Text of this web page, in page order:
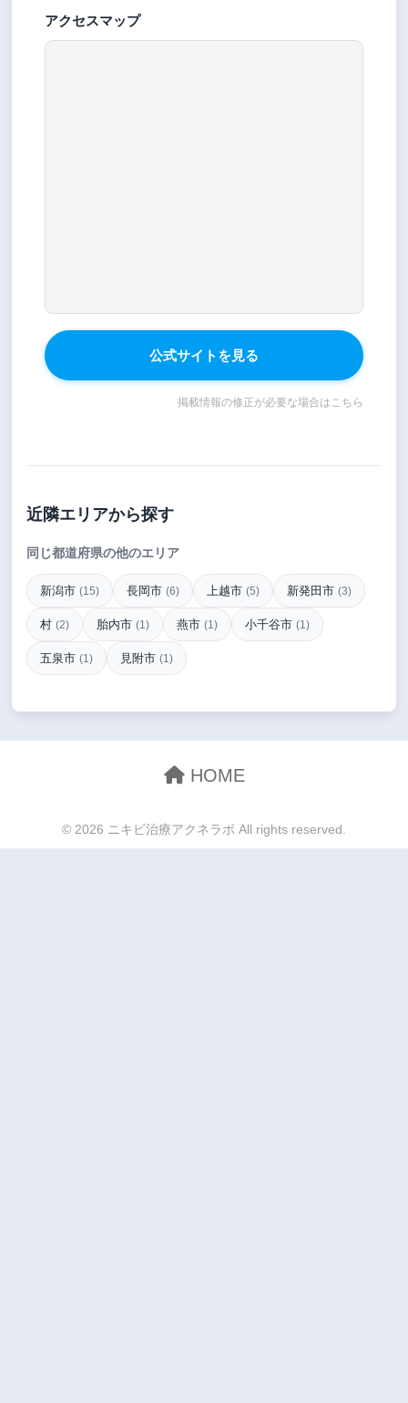
アクセスマップ
公式サイトを見る
掲載情報の修正が必要な場合はこちら
近隣エリアから探す
同じ都道府県の他のエリア
新潟市(15) 長岡市(6) 上越市(5) 新発田市(3)
村(2) 胎内市(1) 燕市(1) 小千谷市(1)
五泉市(1) 見附市(1)
HOME
© 2026 ニキビ治療アクネラボ All rights reserved.